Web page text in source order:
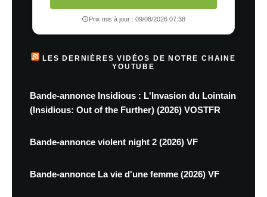
Prix mis à jour : 09/08/2026 07:38
LES DERNIÈRES VIDÉOS DE NOTRE CHAINE
YOUTUBE
Bande-annonce Insidious : L'Invasion du Lointain
(Insidious: Out of the Further) (2026) VOSTFR
Bande-annonce violent night 2 (2026) VF
Bande-annonce La vie d'une femme (2026) VF